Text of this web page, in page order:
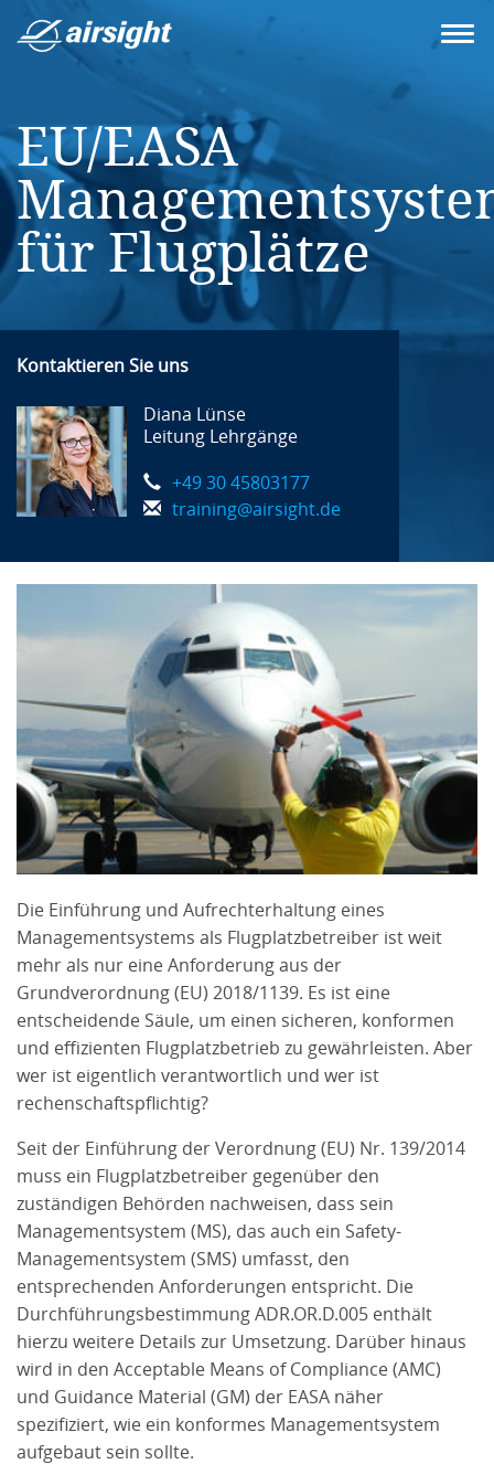
EU/EASA
für Flugplätze
Kontaktieren Sie uns
Diana Lünse
Leitung Lehrgänge
+49 30 45803177
training@airsight.de
Die Einführung und Aufrechterhaltung eines
Managementsystems als Flugplatzbetreiber ist weit
mehr als nur eine Anforderung aus der
Grundverordnung (EU) 2018/1139. Es ist eine
entscheidende Säule, um einen sicheren, konformen
und effizienten Flugplatzbetrieb zu gewährleisten. Aber
wer ist eigentlich verantwortlich und wer ist
rechenschaftspflichtig?
Seit der Einführung der Verordnung (EU) Nr. 139/2014
muss ein Flugplatzbetreiber gegenüber den
zuständigen Behörden nachweisen, dass sein
Managementsystem (MS), das auch ein Safety-
Managementsystem (SMS) umfasst, den
entsprechenden Anforderungen entspricht. Die
Durchführungsbestimmung ADR.OR.D.005 enthält
hierzu weitere Details zur Umsetzung. Darüber hinaus
wird in den Acceptable Means of Compliance (AMC)
und Guidance Material (GM) der EASA näher
spezifiziert, wie ein konformes Managementsystem
aufgebaut sein sollte.